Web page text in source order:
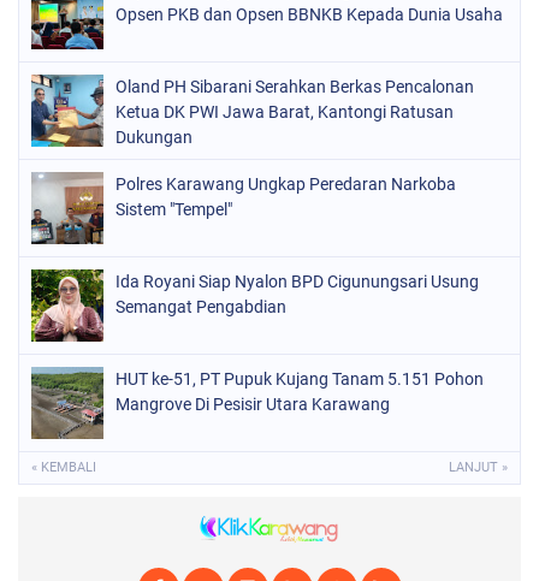
Opsen PKB dan Opsen BBNKB Kepada Dunia Usaha
Oland PH Sibarani Serahkan Berkas Pencalonan
Ketua DK PWI Jawa Barat, Kantongi Ratusan
Dukungan
Polres Karawang Ungkap Peredaran Narkoba
Sistem "Tempel"
Ida Royani Siap Nyalon BPD Cigunungsari Usung
Semangat Pengabdian
HUT ke-51, PT Pupuk Kujang Tanam 5.151 Pohon
Mangrove Di Pesisir Utara Karawang
« KEMBALI LANJUT »